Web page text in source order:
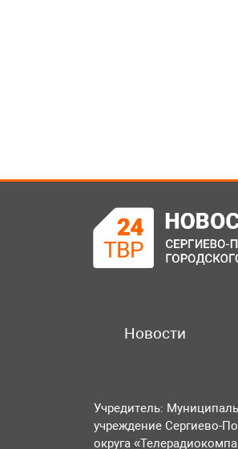
Новости
Учредитель:
учреждение Сергиево-
округа